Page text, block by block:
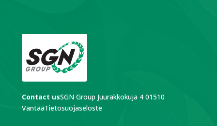
Contact usSGN Group Juurakkokuja 4 01510
VantaaTietosuojaseloste